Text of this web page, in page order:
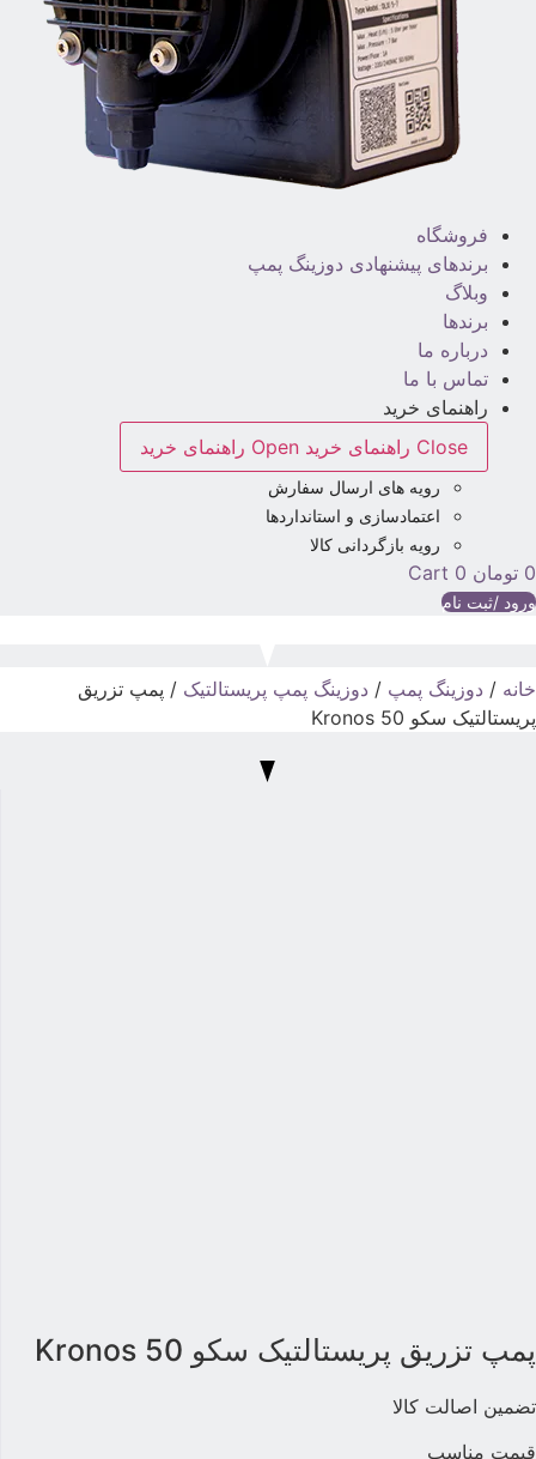
فروشگاه
برندهای پیشنهادی دوزینگ پمپ
وبلاگ
برندها
درباره ما
تماس با ما
راهنمای خرید
Close راهنمای خرید
Open راهنمای خرید
رویه های ارسال سفارش
اعتمادسازی و استانداردها
رویه بازگردانی کالا
0 تومان 0
Cart
ورود /ثبت نام
خانه / دوزینگ پمپ / دوزینگ پمپ پریستالتیک / پمپ تزریق
پریستالتیک سکو Kronos 50
پمپ تزریق پریستالتیک سکو Kronos 50
تضمین اصالت کالا
قیمت مناسب